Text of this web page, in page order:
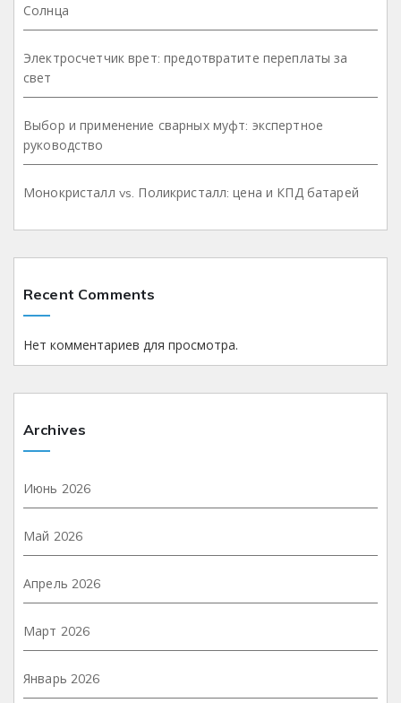
Солнца
Электросчетчик врет: предотвратите переплаты за
свет
Выбор и применение сварных муфт: экспертное
руководство
Монокристалл vs. Поликристалл: цена и КПД батарей
Recent Comments
Нет комментариев для просмотра.
Archives
Июнь 2026
Май 2026
Апрель 2026
Март 2026
Январь 2026